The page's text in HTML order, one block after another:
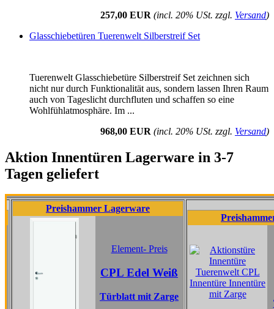
257,00 EUR (incl. 20% USt. zzgl. Versand)
Glasschiebetüren Tuerenwelt Silberstreif Set
Tuerenwelt Glasschiebetüre Silberstreif Set zeichnen sich
nicht nur durch Funktionalität aus, sondern lassen Ihren Raum
auch von Tageslicht durchfluten und schaffen so eine
Wohlfühlatmosphäre. Im ...
968,00 EUR (incl. 20% USt. zzgl. Versand)
Aktion Innentüren Lagerware in 3-7
Tagen geliefert
Preishammer Lagerware
Element- Preis
CPL Edel Weiß
Türblatt mit Zarge
Preishammer
CPL
Grau
Türblatt